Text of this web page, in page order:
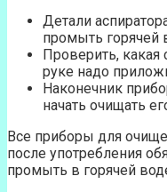
Детали
промыть горячей
Проверить, какая
руке надо
Наконечник
начать очищать
Все приборы для
после употребления
промыть в горячей